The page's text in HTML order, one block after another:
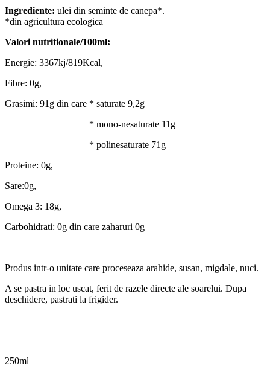
Ingrediente: ulei din seminte de canepa*.
*din agricultura ecologica
Valori nutritionale/100ml:
Energie: 3367kj/819Kcal,
Fibre: 0g,
Grasimi: 91g din care * saturate 9,2g
* mono-nesaturate 11g
* polinesaturate 71g
Proteine: 0g,
Sare:0g,
Omega 3: 18g,
Carbohidrati: 0g din care zaharuri 0g
Produs intr-o unitate care proceseaza arahide, susan, migdale, nuci.
A se pastra in loc uscat, ferit de razele directe ale soarelui. Dupa
deschidere, pastrati la frigider.
250ml